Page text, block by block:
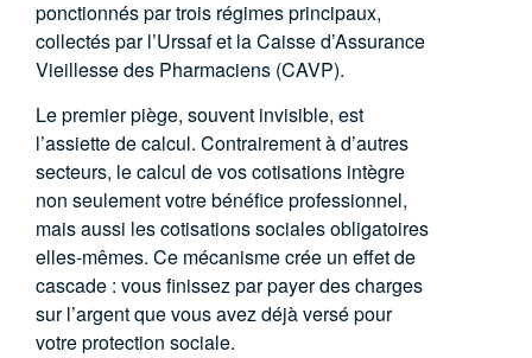
ponctionnés par trois régimes principaux,
collectés par l’Urssaf et la Caisse d’Assurance
Vieillesse des Pharmaciens (CAVP).
Le premier piège, souvent invisible, est
l’assiette de calcul. Contrairement à d’autres
secteurs, le calcul de vos cotisations intègre
non seulement votre bénéfice professionnel,
mais aussi les cotisations sociales obligatoires
elles-mêmes. Ce mécanisme crée un effet de
cascade : vous finissez par payer des charges
sur l’argent que vous avez déjà versé pour
votre protection sociale.